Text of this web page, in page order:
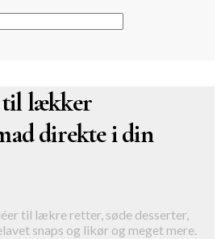
til lækker
direkte i din
til lækre retter, søde desserter,
snaps og likør og meget mere.